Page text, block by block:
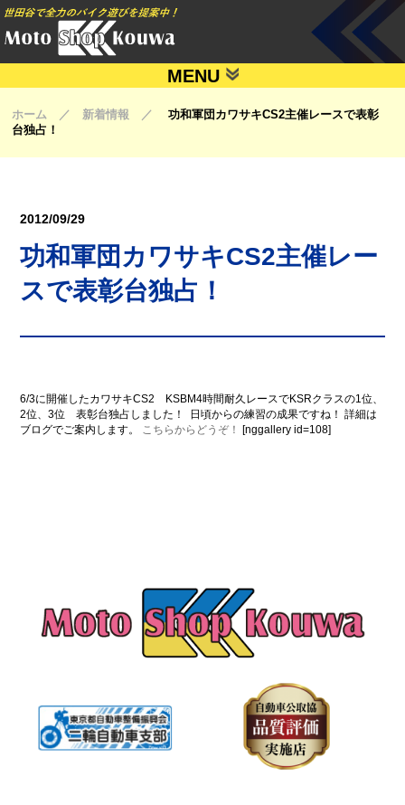
MENU
ホーム ／ 新着情報 ／功和軍団カワサキCS2主催レースで表彰
台独占！
2012/09/29
功和軍団カワサキCS2主催レー
スで表彰台独占！
6/3に開催したカワサキCS2 KSBM4時間耐久レースでKSRクラスの1位、
2位、3位 表彰台独占しました！
日頃からの練習の成果ですね！ 詳細は
ブログでご案内します。 こちらからどうぞ！ [nggallery id=108]